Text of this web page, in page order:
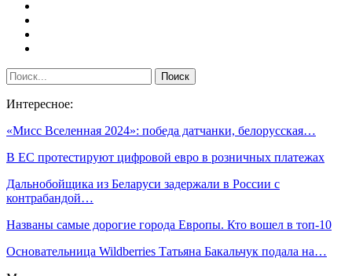
Интересное:
«Мисс Вселенная 2024»: победа датчанки, белорусская…
В ЕС протестируют цифровой евро в розничных платежах
Дальнобойщика из Беларуси задержали в России с
контрабандой…
Названы самые дорогие города Европы. Кто вошел в топ-10
Основательница Wildberries Татьяна Бакальчук подала на…